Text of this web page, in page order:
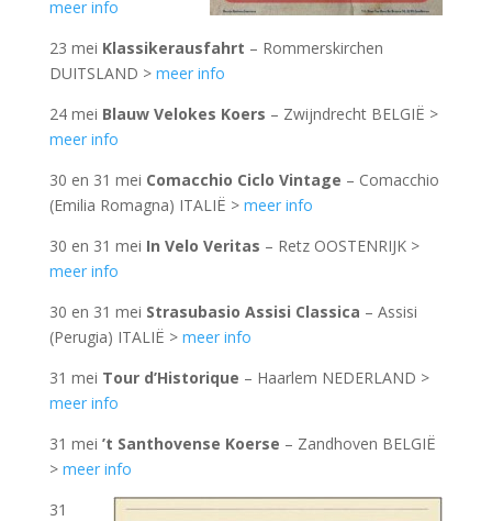
meer info
23 mei Klassikerausfahrt – Rommerskirchen
DUITSLAND > meer info
24 mei Blauw Velokes Koers – Zwijndrecht BELGIË >
meer info
30 en 31 mei Comacchio Ciclo Vintage – Comacchio
(Emilia Romagna) ITALIË > meer info
30 en 31 mei In Velo Veritas – Retz OOSTENRIJK >
meer info
30 en 31 mei Strasubasio Assisi Classica – Assisi
(Perugia) ITALIË > meer info
31 mei Tour d’Historique – Haarlem NEDERLAND >
meer info
31 mei ’t Santhovense Koerse – Zandhoven BELGIË
> meer info
31